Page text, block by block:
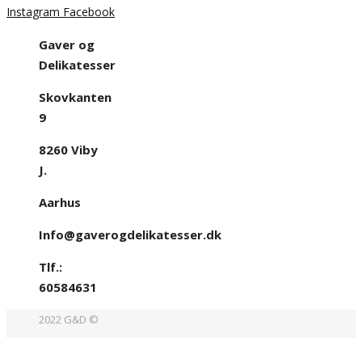
Instagram Facebook
Gaver og
Delikatesser
Skovkanten
9
8260 Viby
J.
Aarhus
Info@gaverogdelikatesser.dk
Tlf.:
60584631
2022 G&D ©